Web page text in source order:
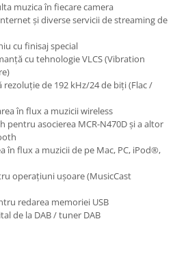
muzica în fiecare camera
și diverse servicii de streaming de
cu finisaj special
cu tehnologie VLCS (Vibration
rezoluție de 192 kHz/24 de biți (Flac /
în flux a muzicii wireless
pentru asocierea MCR-N470D și a altor
în flux a muzicii de pe Mac, PC, iPod®,
operațiuni ușoare (MusicCast
redarea memoriei USB
de la DAB / tuner DAB